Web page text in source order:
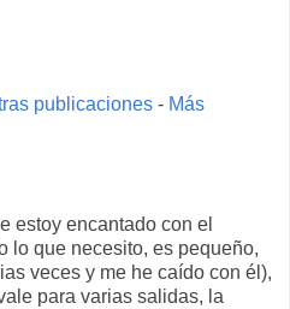
publicaciones - Más
estoy encantado con el
lo que necesito, es pequeño,
veces y me he caído con él),
para varias salidas, la